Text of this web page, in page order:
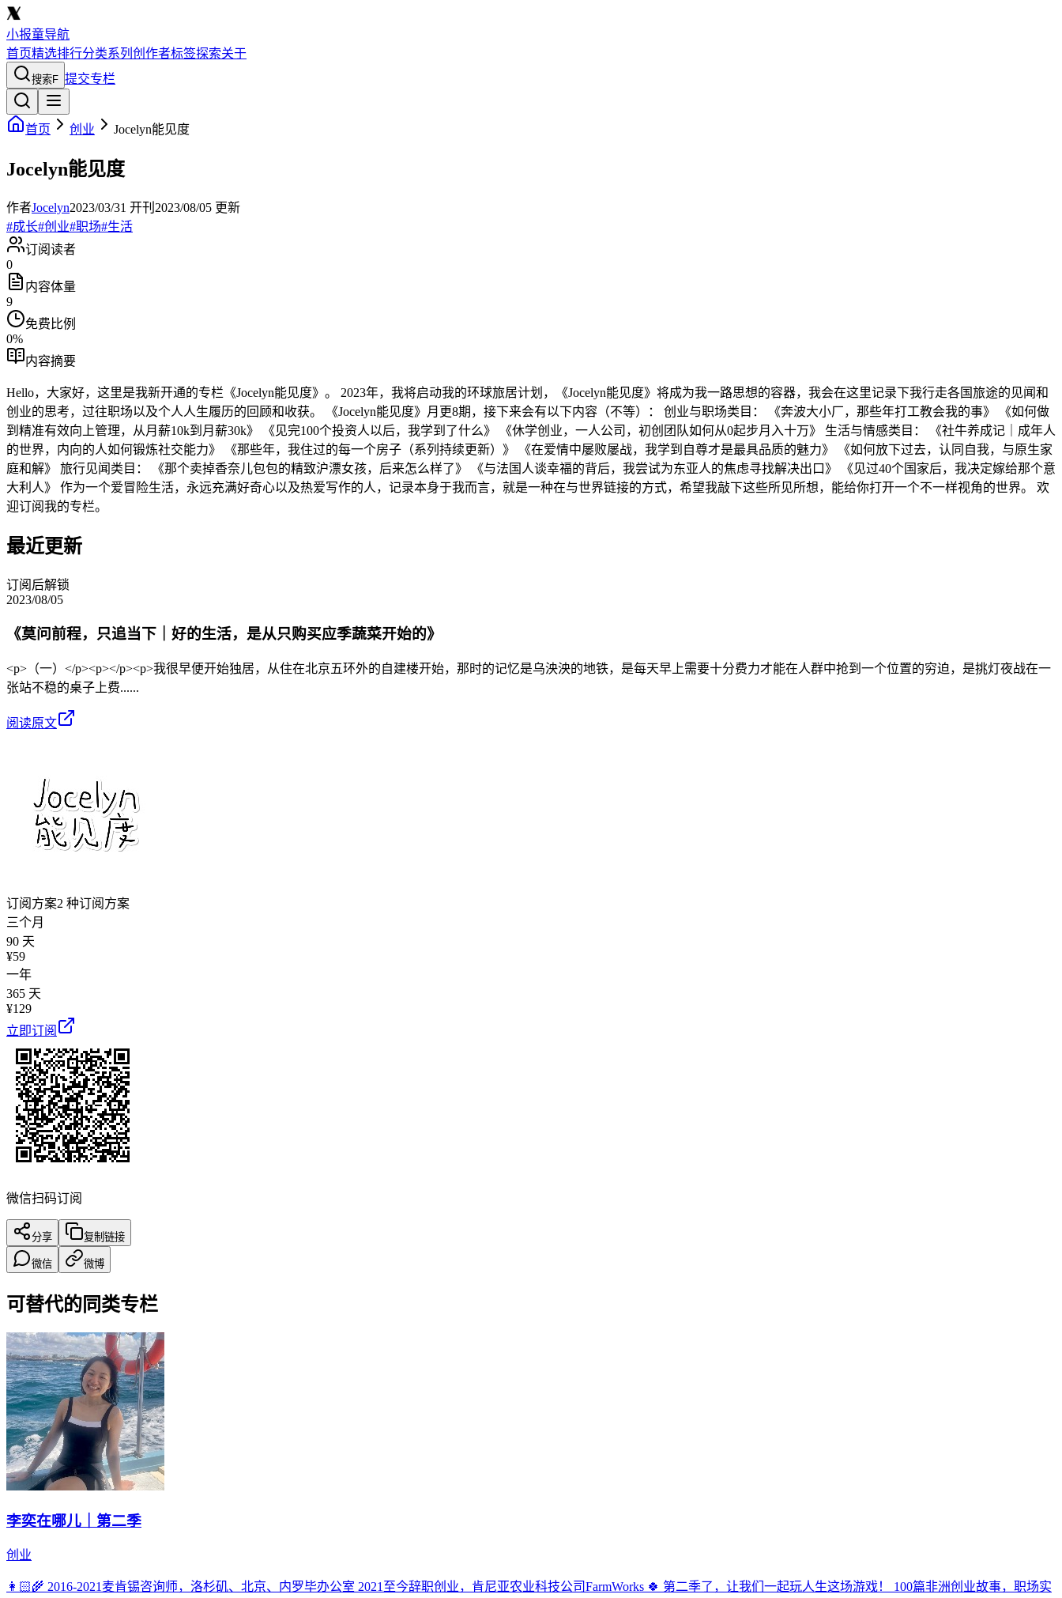
小报童导航
首页精选排行分类系列 创作者标签探索关于
搜索F 提交专栏
首页 创业 Jocelyn能见度
Jocelyn能见度
作者Jocelyn2023/03/31 开刊 2023/08/05 更新
#成长#创业#职场#生活
订阅读者
0
内容体量
9
免费比例
0%
内容摘要
Hello，大家好，这里是我新开通的专栏《Jocelyn能见度》。 2023年，我将启动我的环球旅居计划，《Jocelyn能见度》将成为我一路思想的容器，我会在这里记录下我行走各国旅途的见闻和
创业的思考，过往职场以及个人人生履历的回顾和收获。 《Jocelyn能见度》月更8期，接下来会有以下内容（不等）： 创业与职场类目： 《奔波大小厂，那些年打工教会我的事》 《如何做
到精准有效向上管理，从月薪10k到月薪30k》 《见完100个投资人以后，我学到了什么》 《休学创业，一人公司，初创团队如何从0起步月入十万》 生活与情感类目： 《社牛养成记｜成年人
的世界，内向的人如何锻炼社交能力》 《那些年，我住过的每一个房子（系列持续更新）》 《在爱情中屡败屡战，我学到自尊才是最具品质的魅力》 《如何放下过去，认同自我，与原生家
庭和解》 旅行见闻类目： 《那个卖掉香奈儿包包的精致沪漂女孩，后来怎么样了》 《与法国人谈幸福的背后，我尝试为东亚人的焦虑寻找解决出口》 《见过40个国家后，我决定嫁给那个意
大利人》 作为一个爱冒险生活，永远充满好奇心以及热爱写作的人，记录本身于我而言，就是一种在与世界链接的方式，希望我敲下这些所见所想，能给你打开一个不一样视角的世界。 欢
迎订阅我的专栏。
最近更新
订阅后解锁
2023/08/05
《莫问前程，只追当下｜好的生活，是从只购买应季蔬菜开始的》
<p>（一）</p><p></p><p>我很早便开始独居，从住在北京五环外的自建楼开始，那时的记忆是乌泱泱的地铁，是每天早上需要十分费力才能在人群中抢到一个位置的穷迫，是挑灯夜战在一
张站不稳的桌子上费......
阅读原文
订阅方案2 种订阅方案
三个月
90 天
¥59
一年
365 天
¥129
立即订阅
微信扫码订阅
分享 复制链接
微信 微博
可替代的同类专栏
李奕在哪儿｜第二季
创业
👩🏻‍🌾 2016-2021麦肯锡咨询师，洛杉矶、北京、内罗毕办公室 2021至今辞职创业，肯尼亚农业科技公司FarmWorks 🍀 第二季了，让我们一起玩人生这场游戏！ 100篇非洲创业故事，职场实